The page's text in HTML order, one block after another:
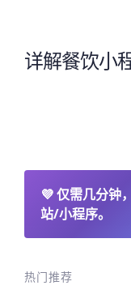
详解餐饮小
💜仅需几分钟
站/小程序。
热门推荐